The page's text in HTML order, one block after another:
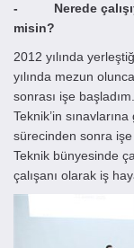
- Nerede
misin?
2012 yılında
yılında mezun
sonrası işe
Teknik’in
sürecinden sonra işe
Teknik bünyesinde
çalışanı olarak iş